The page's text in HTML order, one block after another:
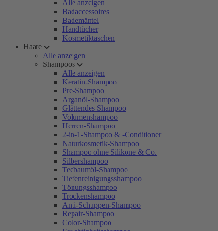
Alle anzeigen
Badaccessoires
Bademäntel
Handtücher
Kosmetiktaschen
Haare
Alle anzeigen
Shampoos
Alle anzeigen
Keratin-Shampoo
Pre-Shampoo
Arganöl-Shampoo
Glättendes Shampoo
Volumenshampoo
Herren-Shampoo
2-in-1-Shampoo & -Conditioner
Naturkosmetik-Shampoo
Shampoo ohne Silikone & Co.
Silbershampoo
Teebaumöl-Shampoo
Tiefenreinigungsshampoo
Tönungsshampoo
Trockenshampoo
Anti-Schuppen-Shampoo
Repair-Shampoo
Color-Shampoo